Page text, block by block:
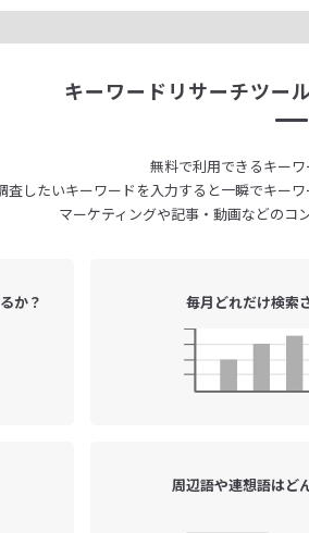
キーワードリサーチツール
無料で利用できるキー
査したいキーワードを入力すると一瞬でキー
マーケティングや記事・動画などのコ
か？ 毎月どれだけ検索
周辺語や連想語はど